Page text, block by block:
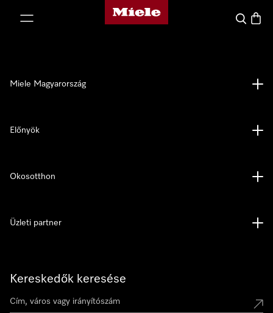
Miele honlapja
Kereses
Kereskedők keresése
Miele Magyarország
Előnyök
Okosotthon
Üzleti partner